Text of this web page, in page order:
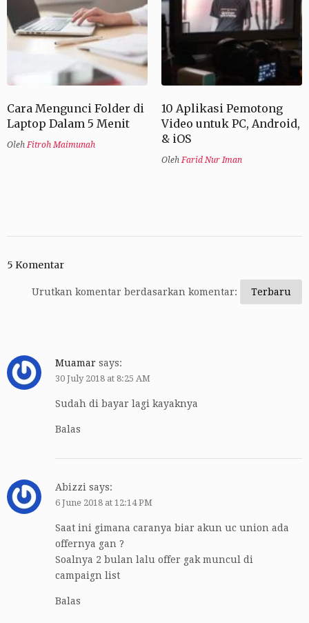
Cara Mengunci Folder di
Laptop Dalam 5 Menit
OlehFitroh Maimunah
10 Aplikasi Pemotong
Video untuk PC, Android,
& iOS
OlehFarid Nur Iman
5 Komentar
Urutkan komentar berdasarkan komentar:
Muamar says:
30 July 2018 at 8:25 AM
Sudah di bayar lagi kayaknya
Balas
Abizzi says:
6 June 2018 at 12:14 PM
Saat ini gimana caranya biar akun uc union ada
offernya gan ?
Soalnya 2 bulan lalu offer gak muncul di
campaign list
Balas